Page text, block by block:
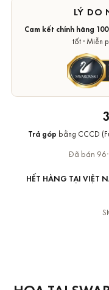
LÝ DO
Cam kết chính hãng
tốt · Miễn
Trả góp bằng CCCD
Đã bán 96·
HẾT HÀNG TẠI VIỆT